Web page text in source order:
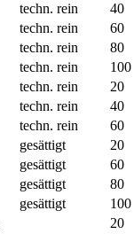
techn. rein
40
techn. rein
60
techn. rein
80
techn. rein
100
techn. rein
20
techn. rein
40
techn. rein
60
gesättigt
20
gesättigt
60
gesättigt
80
gesättigt
100
20